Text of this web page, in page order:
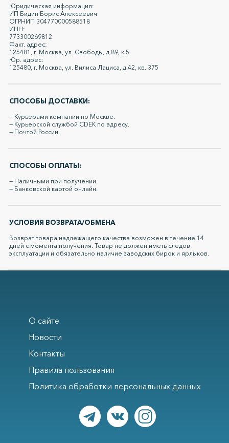
Юридическая информация:
ИП Бидин Борис Алексеевич
ОГРНИП 304770000588518
ИНН:
773300269812
Факт. адрес:
125481, г. Москва, ул. Свободы, д.89, к.5
Юр. адрес:
125480, г. Москва, ул. Вилиса Лациса, д.42, кв. 375
СПОСОБЫ ДОСТАВКИ:
— Курьерами компании по Москве.
— Курьерской службой CDEK по адресу.
— Почтой России.
СПОСОБЫ ОПЛАТЫ:
— Наличными при получении.
— Банковской картой онлайн.
УСЛОВИЯ ВОЗВРАТА/ОБМЕНА
Возврат товара надлежащего качества возможен в течение 14
дней с момента получения. Товар не должен иметь следов
эксплуатации и обязательно наличие заводских бирок и ярлыков.
О сайте
Новости
Контакты
Правила пользования
Политика обработки персональных данных